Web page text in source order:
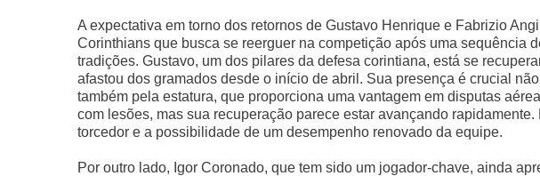
A expectativa em torno dos retornos de Gustavo Henrique e Fabrizio
Corinthians que busca se reerguer na competição após uma sequência
tradições. Gustavo, um dos pilares da defesa corintiana, está se
afastou dos gramados desde o início de abril. Sua presença é crucial
também pela estatura, que proporciona uma vantagem em disputas
com lesões, mas sua recuperação parece estar avançando
torcedor e a possibilidade de um desempenho renovado da equipe.
Por outro lado, Igor Coronado, que tem sido um jogador-chave, ainda